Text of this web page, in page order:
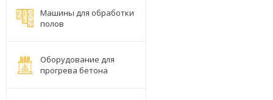
Машины для обработки
полов
Оборудование для
прогрева бетона